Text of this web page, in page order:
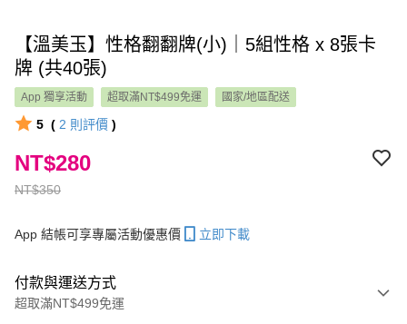
【溫美玉】性格翻翻牌(小)｜5組性格 x 8張卡
牌 (共40張)
App 獨享活動 超取滿NT$499免運 國家/地區配送
5 ( 2 則評價 )
NT$350
NT$280
App 結帳可享專屬活動優惠價 立即下載
付款與運送方式
超取滿NT$499免運